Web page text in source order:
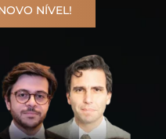
NÍVEL!